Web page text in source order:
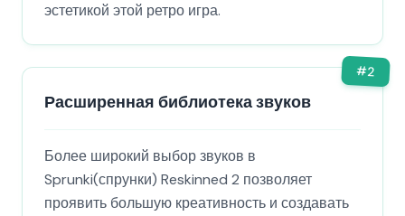
эстетикой этой ретро игра.
#2
Расширенная библиотека звуков
Более широкий выбор звуков в
Sprunki(спрунки) Reskinned 2 позволяет
проявить большую креативность и создавать